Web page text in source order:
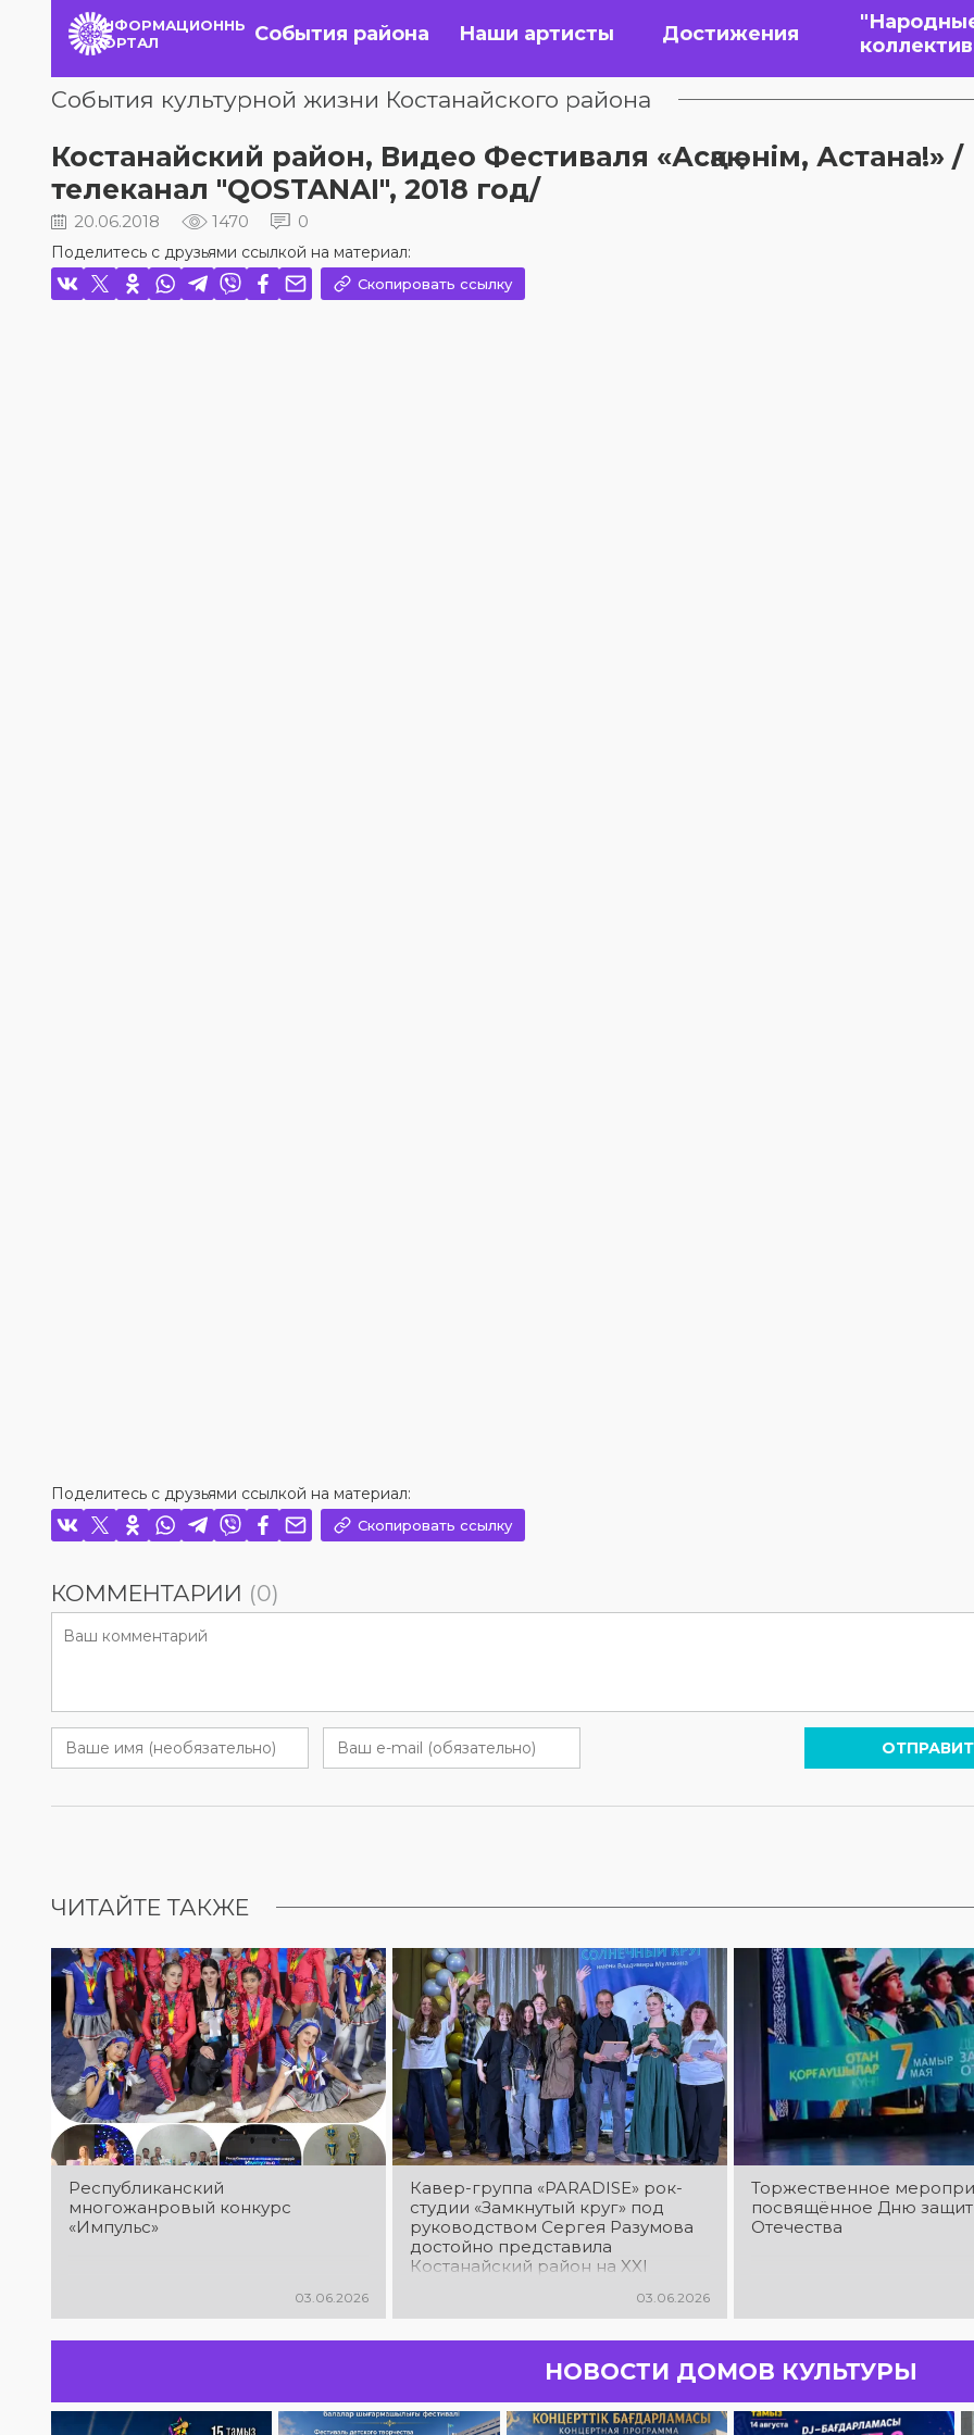
ИНФОРМАЦИОННЫЙ
ПОРТАЛ
События района Наши артисты Достижения
События культурной жизни Костанайского района
Костанайский район, Видео Фестиваля «Асқақ әнім, Астана!» /
телеканал "QOSTANAI", 2018 год/
20.06.2018 1470 0
Поделитесь с друзьями ссылкой на материал:
Скопировать ссылку
Поделитесь с друзьями ссылкой на материал:
Скопировать ссылку
КОММЕНТАРИИ (0)
ЧИТАЙТЕ ТАКЖЕ
Республиканский
многожанровый конкурс
«Импульс»
03.06.2026
Кавер-группа «PARADISE» рок-
студии «Замкнутый круг» под
руководством Сергея Разумова
достойно представила
Костанайский район на XXI
юношеском фестивале дружбы и
творчества «Солнечный круг –
2026»
03.06.2026
Торжественное
посвящённое Дню
Отечества
НОВОСТИ ДОМОВ КУЛЬТУРЫ